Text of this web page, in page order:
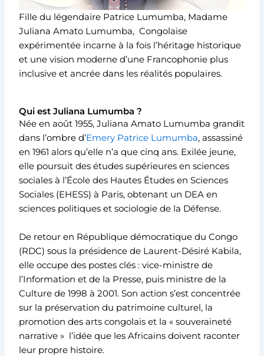
Fille du légendaire Patrice Lumumba, Madame
Juliana Amato Lumumba, Congolaise
expérimentée incarne à la fois l’héritage historique
et une vision moderne d’une Francophonie plus
inclusive et ancrée dans les réalités populaires.
Qui est Juliana Lumumba ?
Née en août 1955, Juliana Amato Lumumba grandit
dans l’ombre d’Emery Patrice Lumumba, assassiné
en 1961 alors qu’elle n’a que cinq ans. Exilée jeune,
elle poursuit des études supérieures en sciences
sociales à l’École des Hautes Études en Sciences
Sociales (EHESS) à Paris, obtenant un DEA en
sciences politiques et sociologie de la Défense.
De retour en République démocratique du Congo
(RDC) sous la présidence de Laurent-Désiré Kabila,
elle occupe des postes clés : vice-ministre de
l’Information et de la Presse, puis ministre de la
Culture de 1998 à 2001. Son action s’est concentrée
sur la préservation du patrimoine culturel, la
promotion des arts congolais et la « souveraineté
narrative » l’idée que les Africains doivent raconter
leur propre histoire.